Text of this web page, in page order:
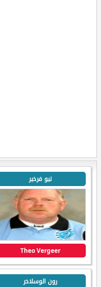
تيو فرخير
Theo Vergeer
رون الوسلاخر